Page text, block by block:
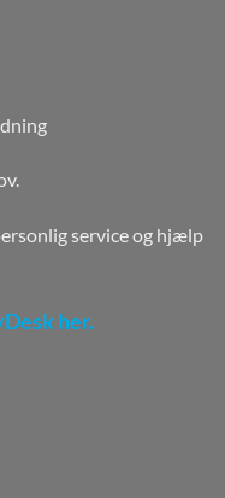
service og hjælp
her.